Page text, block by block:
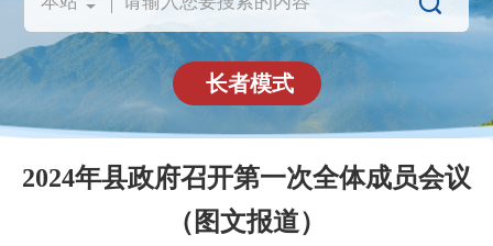
长者模式
2024年县政府召开第一次全体成员会议
（图文报道）